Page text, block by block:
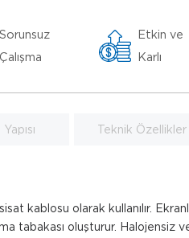
Sorunsuz
Çalışma
Etkin ve
Karlı
Teknik Özellikler
kablosu olarak kullanılır.
tabakası oluşturur. Halojensiz